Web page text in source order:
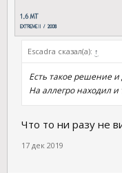
Escadra сказал(а): ↑
Есть такое решение
На аллегро находил
Что то ни разу не
17 дек 2019